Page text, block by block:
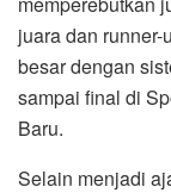
juara dan
besar dengan
sampai final di
Baru.
Selain menjadi